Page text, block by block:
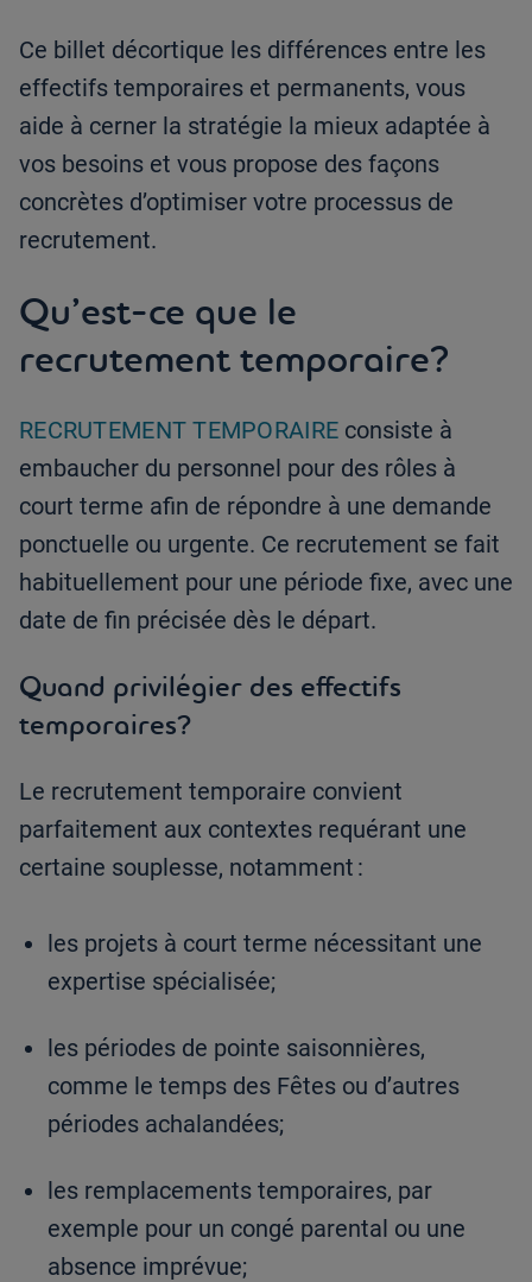
Ce billet décortique les différences entre les
effectifs temporaires et permanents, vous
aide à cerner la stratégie la mieux adaptée à
vos besoins et vous propose des façons
concrètes d’optimiser votre processus de
recrutement.
Qu’est-ce que le
recrutement temporaire?
RECRUTEMENT TEMPORAIRE consiste à
embaucher du personnel pour des rôles à
court terme afin de répondre à une demande
ponctuelle ou urgente. Ce recrutement se fait
habituellement pour une période fixe, avec une
date de fin précisée dès le départ.
Quand privilégier des effectifs
temporaires?
Le recrutement temporaire convient
parfaitement aux contextes requérant une
certaine souplesse, notamment :
les projets à court terme nécessitant une
expertise spécialisée;
les périodes de pointe saisonnières,
comme le temps des Fêtes ou d’autres
périodes achalandées;
les remplacements temporaires, par
exemple pour un congé parental ou une
absence imprévue;